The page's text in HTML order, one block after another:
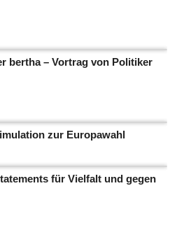
bertha – Vortrag von Politiker
zur Europawahl
für Vielfalt und gegen